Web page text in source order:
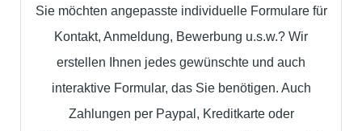
Sie möchten angepasste individuelle Formulare für
Kontakt, Anmeldung, Bewerbung u.s.w.? Wir
erstellen Ihnen jedes gewünschte und auch
interaktive Formular, das Sie benötigen. Auch
Zahlungen per Paypal, Kreditkarte oder